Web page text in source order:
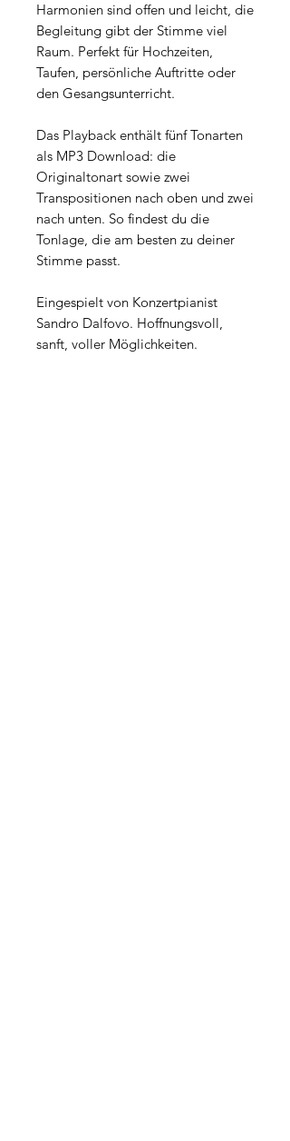
Harmonien sind offen und leicht, die
Begleitung gibt der Stimme viel
Raum. Perfekt für Hochzeiten,
Taufen, persönliche Auftritte oder
den Gesangsunterricht.
Das Playback enthält fünf Tonarten
als MP3 Download: die
Originaltonart sowie zwei
Transpositionen nach oben und zwei
nach unten. So findest du die
Tonlage, die am besten zu deiner
Stimme passt.
Eingespielt von Konzertpianist
Sandro Dalfovo. Hoffnungsvoll,
sanft, voller Möglichkeiten.